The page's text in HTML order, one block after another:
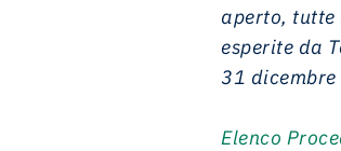
aperto,
esperite da
31
Elenco